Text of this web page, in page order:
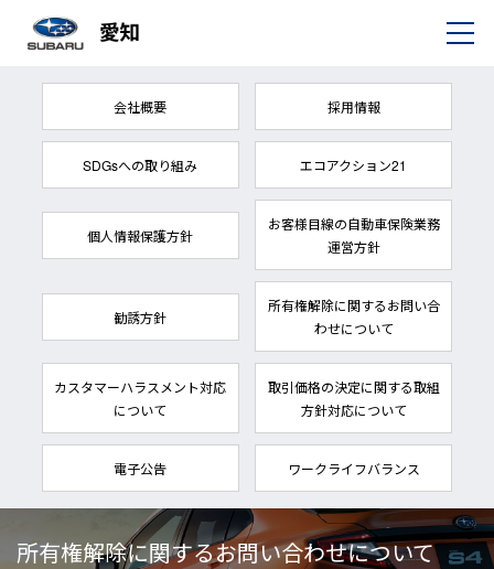
会社概要 採用情報
SDGsへの取り組み エコアクション21
個人情報保護方針
お客様目線の自動車保険業務
運営方針
勧誘方針
所有権解除に関するお問い合
わせについて
カスタマーハラスメント対応
について
取引価格の決定に関する取組
方針対応について
電子公告 ワークライフバランス
所有権解除に関するお問い合わせについて